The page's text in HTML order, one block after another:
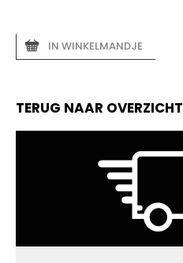
IN WINKELMANDJE
TERUG NAAR OVERZICHT